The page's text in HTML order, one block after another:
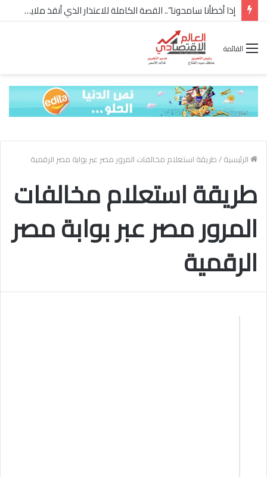
إذا أخطأنا سامحونا”.. القصة الكاملة للاعتذار الذي أنقذ ملايين “إعمار” في الساحل الشمالي
القائمة
الرئيسية/طريقة استعلام مخالفات المرور مصر عبر بوابة مصر الرقمية
طريقة استعلام مخالفات
المرور مصر عبر بوابة مصر
الرقمية